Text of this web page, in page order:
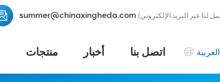
summer@chinaxingheda.com
منتجات أخبار اتصل بنا العربية